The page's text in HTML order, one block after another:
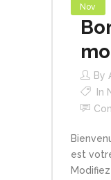
Nov
By
In
est